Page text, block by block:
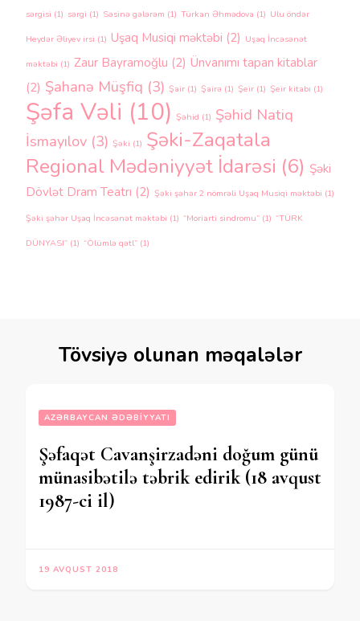
sərgisi (1) sərgi (1) Səsinə gələrəm (1) Türkan Əhmədova (1) Ulu öndər
Heydər Əliyev irsi (1) Uşaq Musiqi məktəbi (2) Uşaq İncəsənət
məktəbi (1) Zaur Bayramoğlu (2) Ünvanımı tapan kitablar
(2) Şahanə Müşfiq (3) Şair (1) Şairə (1) Şeir (1) Şeir kitabı (1)
Şəfa Vəli (10) Şəhid (1) Şəhid Natiq
İsmayılov (3) Şəki (1) Şəki-Zaqatala
Regional Mədəniyyət İdarəsi (6) Şəki
Dövlət Dram Teatrı (2) Şəki şəhər 2 nömrəli Uşaq Musiqi məktəbi (1)
Şəki şəhər Uşaq İncəsənət məktəbi (1) “Moriarti sindromu” (1) “TÜRK
DÜNYASI” (1) “Ölümlə qətl” (1)
Tövsiyə olunan məqalələr
AZƏRBAYCAN ƏDƏBIYYATI
Şəfaqət Cavanşirzadəni doğum günü
münasibətilə təbrik edirik (18 avqust
1987-ci il)
19 AVQUST 2018